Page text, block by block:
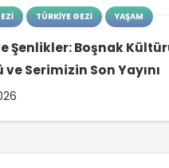
TÜRKIYE GEZI YAŞAM
Şenlikler: Boşnak
ve Serimizin Son Yayını